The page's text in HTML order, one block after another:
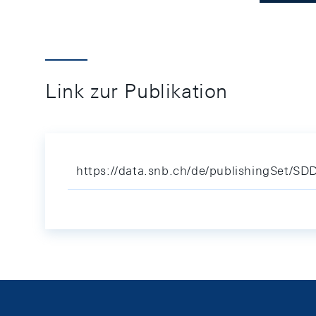
Link zur Publikation
https://data.snb.ch/de/publishingSet/